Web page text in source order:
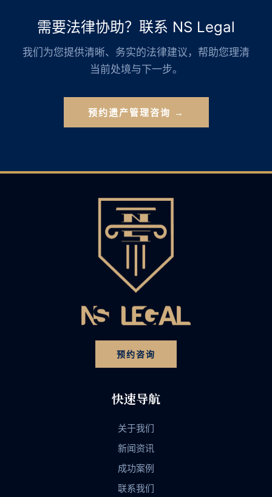
需要法律协助？联系 NS Legal
我们为您提供清晰、务实的法律建议，帮助您理清
当前处境与下一步。
预约遗产管理咨询 →
预约咨询
快速导航
关于我们
新闻资讯
成功案例
联系我们